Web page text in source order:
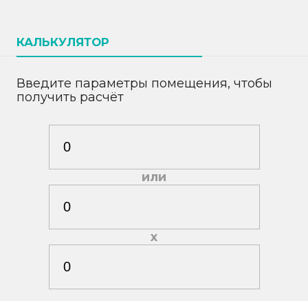
КАЛЬКУЛЯТОР
Введите параметры помещения, чтобы
получить расчёт
или
х